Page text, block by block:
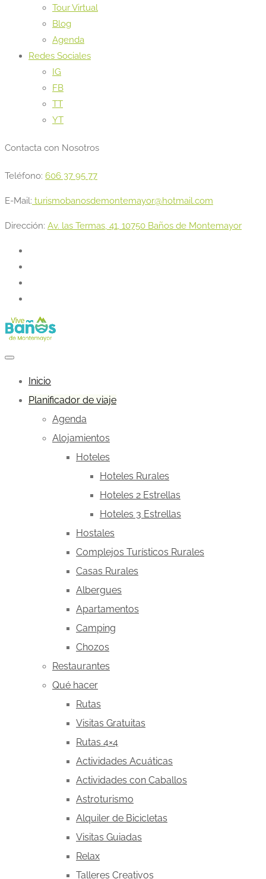
Tour Virtual
Blog
Agenda
Redes Sociales
IG
FB
TT
YT
Contacta con Nosotros
Teléfono: 606 37 95 77
E-Mail: turismobanosdemontemayor@hotmail.com
Dirección: Av. las Termas, 41, 10750 Baños de Montemayor
Inicio
Planificador de viaje
Agenda
Alojamientos
Hoteles
Hoteles Rurales
Hoteles 2 Estrellas
Hoteles 3 Estrellas
Hostales
Complejos Turísticos Rurales
Casas Rurales
Albergues
Apartamentos
Camping
Chozos
Restaurantes
Qué hacer
Rutas
Visitas Gratuitas
Rutas 4×4
Actividades Acuáticas
Actividades con Caballos
Astroturismo
Alquiler de Bicicletas
Visitas Guiadas
Relax
Talleres Creativos